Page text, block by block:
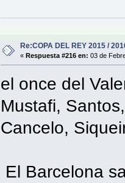
Re:COPA DEL REY 2015 /
«Respuesta #216 en: 03 de
el once del
Mustafi,
Cancelo,
El Barcelona